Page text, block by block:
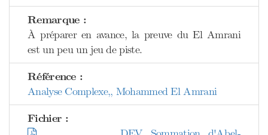
Remarque :
À préparer en avance, la preuve du El Amrani
est un peu un jeu de piste.
Référence :
Analyse Complexe,, Mohammed El Amrani
Fichier :